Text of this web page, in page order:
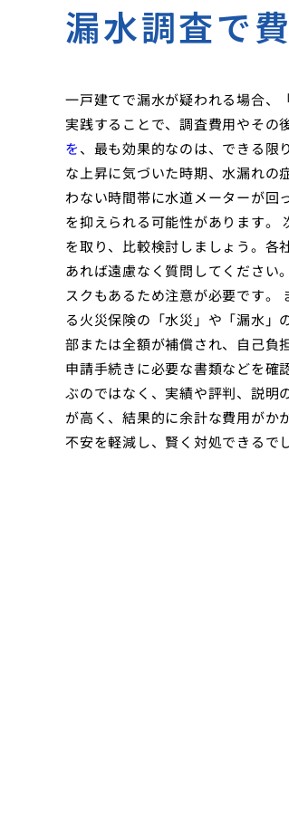
漏水調査で
一戸建てで漏水が疑われる場合、
実践することで、調査費用やその
を、最も効果的なのは、できる限
な上昇に気づいた時期、水漏れの
わない時間帯に水道メーターが回
を抑えられる可能性があります。
を取り、比較検討しましょう。各
あれば遠慮なく質問してください
スクもあるため注意が必要です。
る火災保険の「水災」や「漏水」
部または全額が補償され、自己負
申請手続きに必要な書類などを確
ぶのではなく、実績や評判、説明
が高く、結果的に余計な費用がか
不安を軽減し、賢く対処できるで